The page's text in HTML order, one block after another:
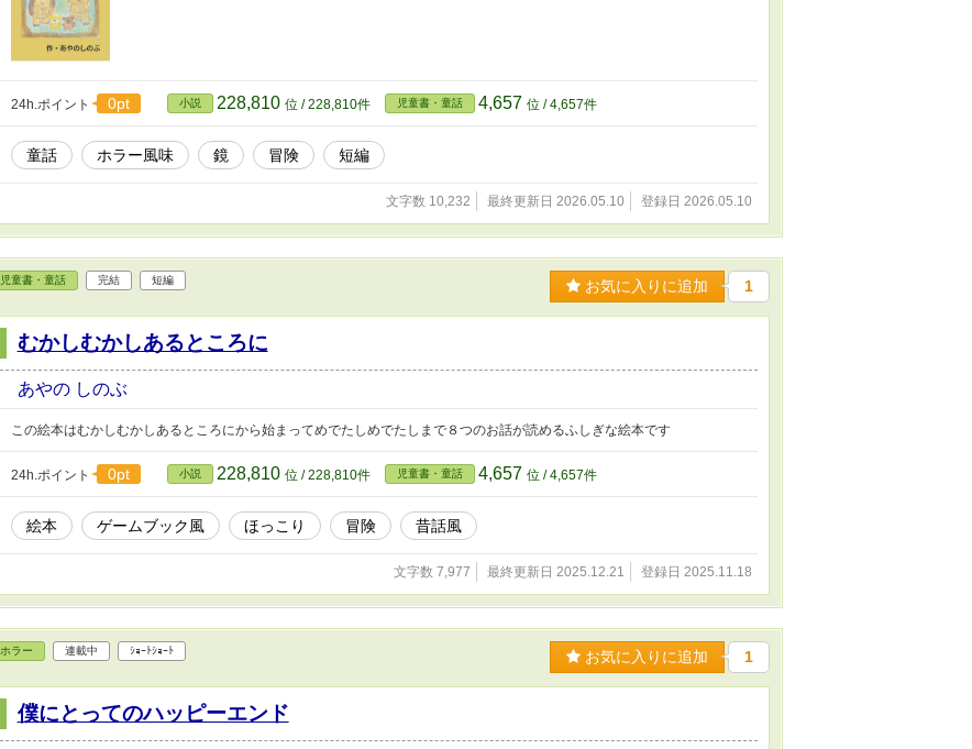
24h.ポイント 0pt 小説 228,810 位 / 228,810件 児童書・童話 4,657 位 / 4,657件
童話 ホラー風味 鏡 冒険 短編
文字数 10,232 最終更新日 2026.05.10 登録日 2026.05.10
児童書・童話 完結 短編 お気に入りに追加 1
むかしむかしあるところに
あやの しのぶ
この絵本はむかしむかしあるところにから始まってめでたしめでたしまで８つのお話が読めるふしぎな絵本です
24h.ポイント 0pt 小説 228,810 位 / 228,810件 児童書・童話 4,657 位 / 4,657件
絵本 ゲームブック風 ほっこり 冒険 昔話風
文字数 7,977 最終更新日 2025.12.21 登録日 2025.11.18
ホラー 連載中 ｼｮｰﾄｼｮｰﾄ お気に入りに追加 1
僕にとってのハッピーエンド